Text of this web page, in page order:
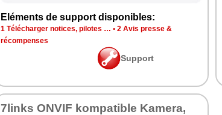
Eléments de support disponibles:
1 Télécharger notices, pilotes … • 2 Avis presse &
récompenses
Support
7links ONVIF kompatible Kamera,